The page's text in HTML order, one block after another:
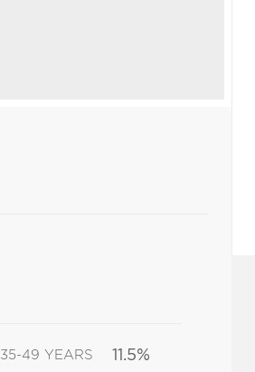
35-49 YEARS 11.5%